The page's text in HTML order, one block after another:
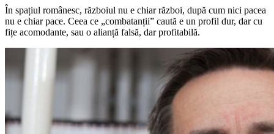
În spațiul românesc, războiul nu e chiar război, după cum nici pacea
nu e chiar pace. Ceea ce „combatanții” caută e un profil dur, dar cu
fițe acomodante, sau o alianță falsă, dar profitabilă.